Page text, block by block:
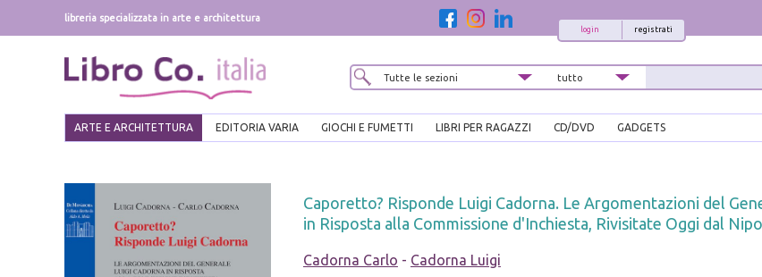
libreria specializzata in arte e architettura
registrati
login
ARTE E ARCHITETTURA EDITORIA VARIA GIOCHI E FUMETTI LIBRI PER RAGAZZI CD/DVD GADGETS
Caporetto? Risponde Luigi Cadorna. Le Argomentazioni del
in Risposta alla Commissione d'Inchiesta, Rivisitate Oggi dal
Cadorna Carlo - Cadorna Luigi